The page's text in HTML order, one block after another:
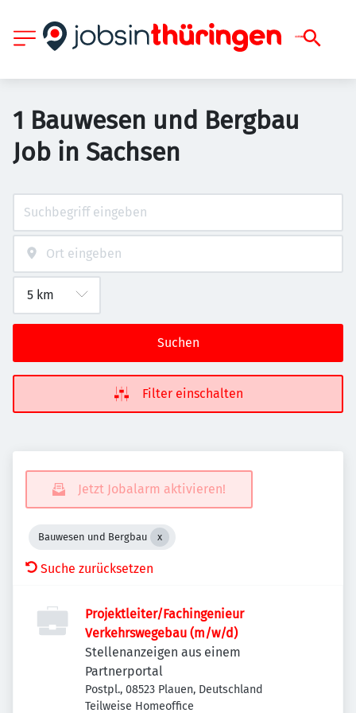
1 Bauwesen und Bergbau
Job in Sachsen
Suchen
Filter einschalten
Jetzt Jobalarm aktivieren!
Bauwesen und Bergbau
Suche zurücksetzen
Projektleiter/Fachingenieur
Verkehrswegebau (m/w/d)
Stellenanzeigen aus einem
Partnerportal
Postpl., 08523 Plauen, Deutschland
Teilweise Homeoffice